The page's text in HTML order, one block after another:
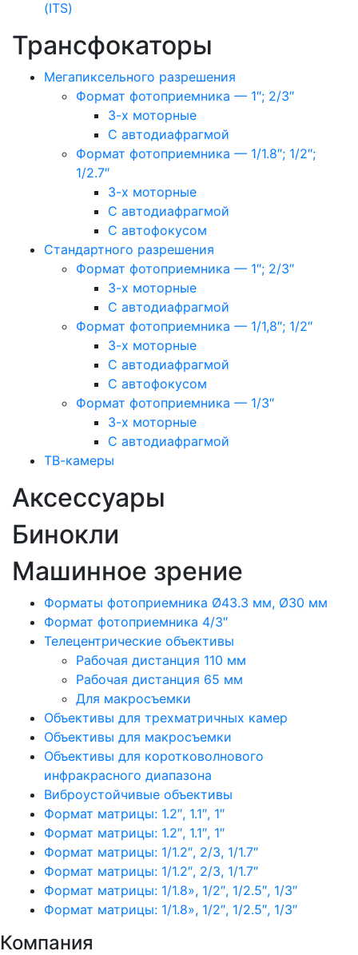
(ITS)
Трансфокаторы
Мегапиксельного разрешения
Формат фотоприемника — 1″; 2/3″
3-х моторные
С автодиафрагмой
Формат фотоприемника — 1/1.8″; 1/2″;
1/2.7″
3-х моторные
С автодиафрагмой
С автофокусом
Стандартного разрешения
Формат фотоприемника — 1″; 2/3″
3-х моторные
С автодиафрагмой
Формат фотоприемника — 1/1,8″; 1/2″
3-х моторные
С автодиафрагмой
С автофокусом
Формат фотоприемника — 1/3″
3-х моторные
С автодиафрагмой
ТВ-камеры
Аксессуары
Бинокли
Машинное зрение
Форматы фотоприемника Ø43.3 мм, Ø30 мм
Формат фотоприемника 4/3″
Телецентрические объективы
Рабочая дистанция 110 мм
Рабочая дистанция 65 мм
Для макросъемки
Объективы для трехматричных камер
Объективы для макросъемки
Объективы для коротковолнового
инфракрасного диапазона
Виброустойчивые объективы
Формат матрицы: 1.2″, 1.1″, 1″
Формат матрицы: 1.2″, 1.1″, 1″
Формат матрицы: 1/1.2″, 2/3, 1/1.7″
Формат матрицы: 1/1.2″, 2/3, 1/1.7″
Формат матрицы: 1/1.8», 1/2″, 1/2.5″, 1/3″
Формат матрицы: 1/1.8», 1/2″, 1/2.5″, 1/3″
Компания